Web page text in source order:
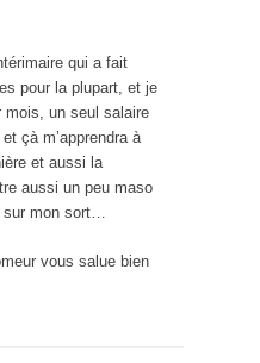
qui a fait
pour la plupart, et je
mois, un seul salaire
çà m’apprendra à
et aussi la
aussi un peu maso
sur mon sort…
vous salue bien